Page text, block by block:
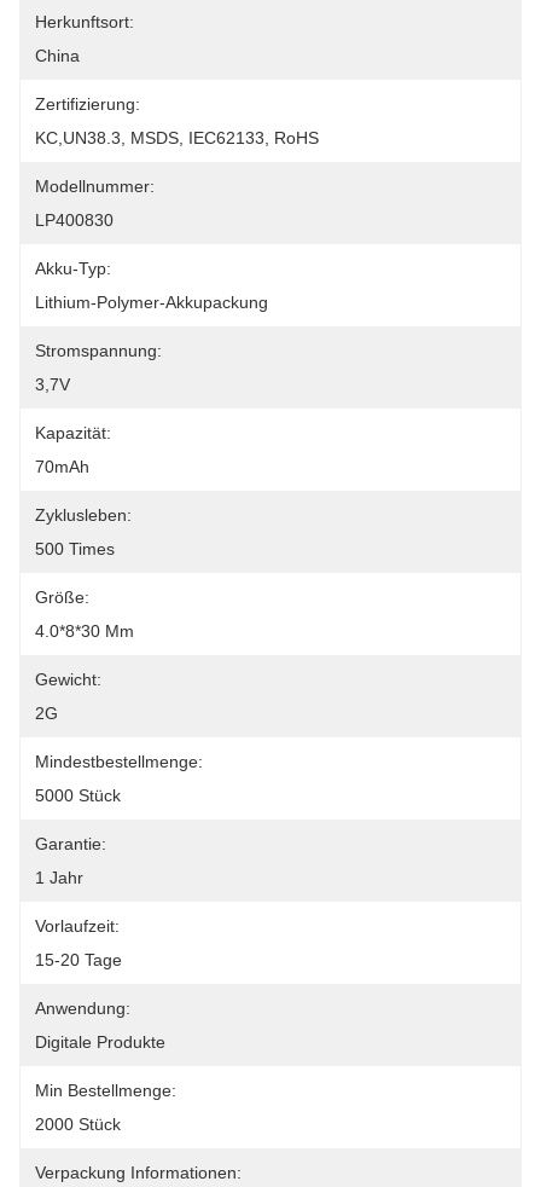
Herkunftsort:
China
Zertifizierung:
KC,UN38.3, MSDS, IEC62133, RoHS
Modellnummer:
LP400830
Akku-Typ:
Lithium-Polymer-Akkupackung
Stromspannung:
3,7V
Kapazität:
70mAh
Zyklusleben:
500 Times
Größe:
4.0*8*30 Mm
Gewicht:
2G
Mindestbestellmenge:
5000 Stück
Garantie:
1 Jahr
Vorlaufzeit:
15-20 Tage
Anwendung:
Digitale Produkte
Min Bestellmenge:
2000 Stück
Verpackung Informationen: